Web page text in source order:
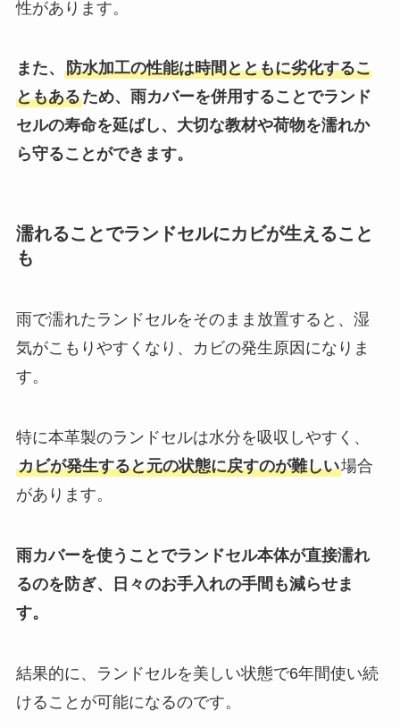
性があります。
また、 防水加工の性能は時間とともに劣化するこ
ともあるため、雨カバーを併用することでランド
セルの寿命を延ばし、大切な教材や荷物を濡れか
ら守ることができます。
濡れることでランドセルにカビが生えること
も
雨で濡れたランドセルをそのまま放置すると、湿
気がこもりやすくなり、カビの発生原因になりま
す。
特に本革製のランドセルは水分を吸収しやすく、
カビが発生すると元の状態に戻すのが難しい場合
があります。
雨カバーを使うことでランドセル本体が直接濡れ
るのを防ぎ、日々のお手入れの手間も減らせま
す。
結果的に、ランドセルを美しい状態で6年間使い続
けることが可能になるのです。